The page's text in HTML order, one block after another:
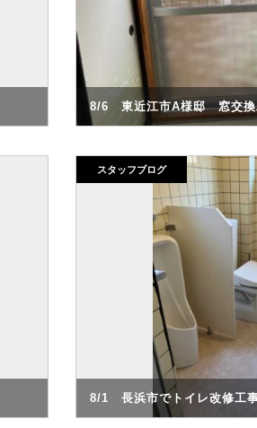
8/6 東近江市A様邸 窓交換
スタッフブログ
8/1 長浜市でトイレ改修工